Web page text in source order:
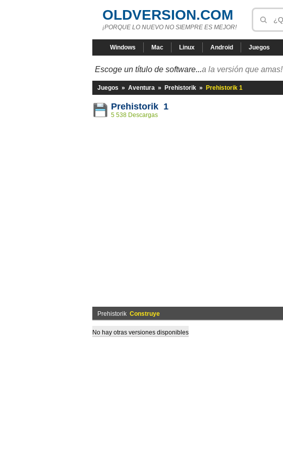
OLDVERSION.COM
¡PORQUE LO NUEVO NO SIEMPRE ES MEJOR!
Windows Mac Linux Android Juegos
Escoge un título de software...a la versión que amas!
Juegos » Aventura » Prehistorik » Prehistorik 1
Prehistorik 1
5 538 Descargas
Prehistorik Construye
No hay otras versiones disponibles